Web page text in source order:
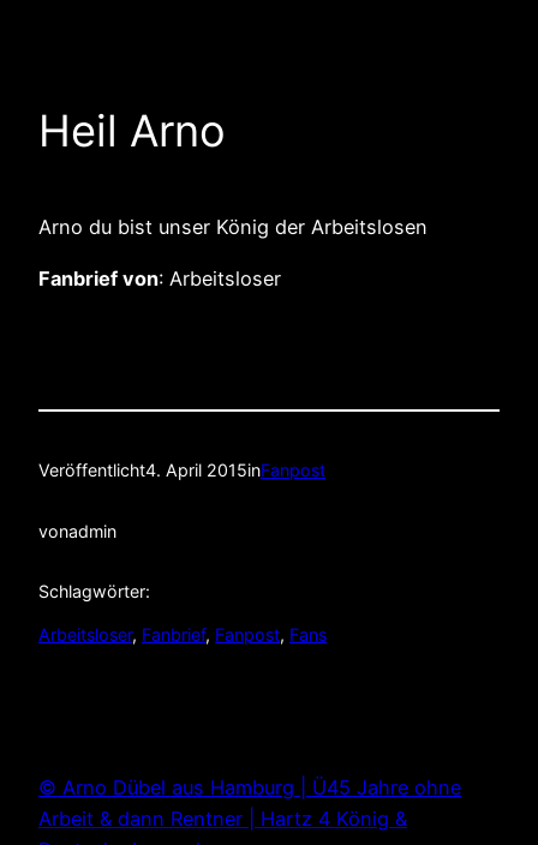
Heil Arno
Arno du bist unser König der Arbeitslosen
Fanbrief von: Arbeitsloser
Veröffentlicht4. April 2015inFanpost
vonadmin
Schlagwörter:
Arbeitsloser, Fanbrief, Fanpost, Fans
© Arno Dübel aus Hamburg | Ü45 Jahre ohne
Arbeit & dann Rentner | Hartz 4 König &